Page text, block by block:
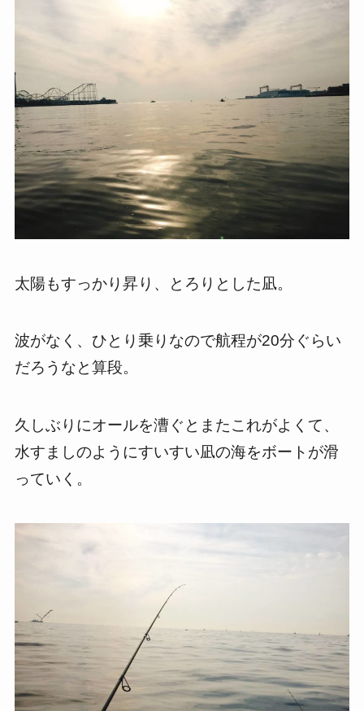
太陽もすっかり昇り、とろりとした凪。
波がなく、ひとり乗りなので航程が20分ぐらい
だろうなと算段。
久しぶりにオールを漕ぐとまたこれがよくて、
水すましのようにすいすい凪の海をボートが滑
っていく。